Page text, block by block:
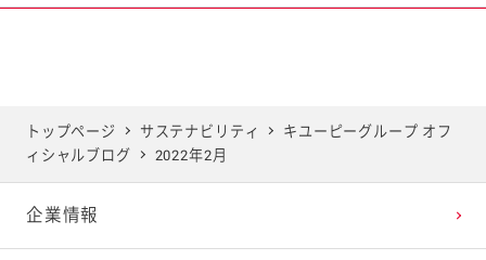
2025年4月
2025年3月
2024年5月
2024年4月
2023年6月
2023年5月
2022年7月
2022年6月
2021年8月
2021年7月
2020年9月
2020年8月
2019年10月
2019年9月
トップページ サステナビリティ
キユーピーグループ オフ
ィシャルブログ
2022年2月
企業情報